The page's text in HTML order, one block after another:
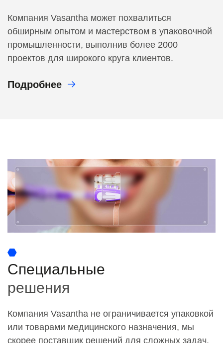
Компания Vasantha может похвалиться
обширным опытом и мастерством в упаковочной
промышленности, выполнив более 2000
проектов для широкого круга клиентов.
Подробнее
Специальные
решения
Компания Vasantha не ограничивается упаковкой
или товарами медицинского назначения, мы
скорее поставщик решений для сложных задач.